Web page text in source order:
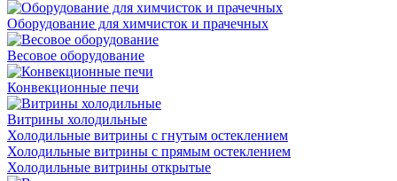
Оборудование для химчисток и прачечных
Весовое оборудование
Конвекционные печи
Витрины холодильные
Холодильные витрины с гнутым остеклением
Холодильные витрины с прямым остеклением
Холодильные витрины открытые